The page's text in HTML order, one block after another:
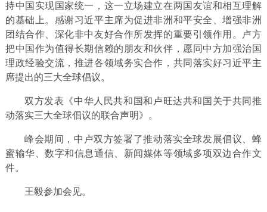
持中国实现国家统一，这一立场建立在两国友谊和相互理解
的基础上。感谢习近平主席为促进非洲和平安全、增强非洲
团结合作、深化非中友好合作所发挥的重要引领作用。卢方
把中国作为值得长期信赖的朋友和伙伴，愿同中方加强治国
理政经验交流，推进各领域务实合作，共同落实好习近平主
席提出的三大全球倡议。
双方发表《中华人民共和国和卢旺达共和国关于共同推
动落实三大全球倡议的联合声明》。
峰会期间，中卢双方签署了推动落实全球发展倡议、蜂
蜜输华、数字和信息通信、新闻媒体等领域多项双边合作文
件。
王毅参加会见。